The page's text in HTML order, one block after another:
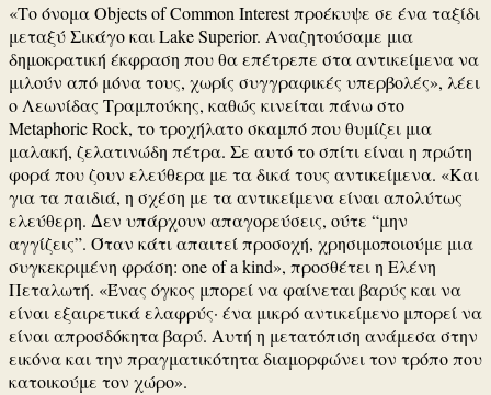
«Το όνομα Objects of Common Interest προέκυψε σε ένα ταξίδι
μεταξύ Σικάγο και Lake Superior. Αναζητούσαμε μια
δημοκρατική έκφραση που θα επέτρεπε στα αντικείμενα να
μιλούν από μόνα τους, χωρίς συγγραφικές υπερβολές», λέει
ο Λεωνίδας Τραμπούκης, καθώς κινείται πάνω στο
Metaphoric Rock, το τροχήλατο σκαμπό που θυμίζει μια
μαλακή, ζελατινώδη πέτρα. Σε αυτό το σπίτι είναι η πρώτη
φορά που ζουν ελεύθερα με τα δικά τους αντικείμενα. «Και
για τα παιδιά, η σχέση με τα αντικείμενα είναι απολύτως
ελεύθερη. Δεν υπάρχουν απαγορεύσεις, ούτε “μην
αγγίζεις”. Όταν κάτι απαιτεί προσοχή, χρησιμοποιούμε μια
συγκεκριμένη φράση: one of a kind», προσθέτει η Ελένη
Πεταλωτή. «Ένας όγκος μπορεί να φαίνεται βαρύς και να
είναι εξαιρετικά ελαφρύς· ένα μικρό αντικείμενο μπορεί να
είναι απροσδόκητα βαρύ. Αυτή η μετατόπιση ανάμεσα στην
εικόνα και την πραγματικότητα διαμορφώνει τον τρόπο που
κατοικούμε τον χώρο».